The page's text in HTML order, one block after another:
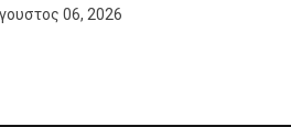
06, 2026